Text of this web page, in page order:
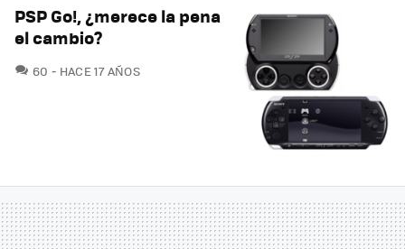
PSP Go!, ¿merece la pena
el cambio?
60 COMENTARIOS
HACE 17 AÑOS